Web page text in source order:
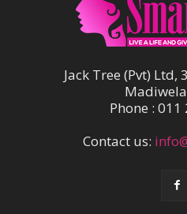
Jack Tree (Pvt)
Phone :
Contact us: